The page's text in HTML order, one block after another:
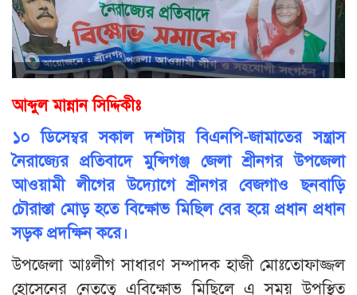
আব্দুল মান্নান সিদ্দিকীঃ
১০ ডিসেম্বর সকাল দশটায় বিএনপি-জামাতের সন্ত্রাস
নৈরাজ্যের প্রতিবাদে মুন্সিগঞ্জ জেলা শ্রীনগর উপজেলা
আওয়ামী লীগের উদ্যোগে শ্রীনগর বেজগাও ছনবাড়ি
চৌরাস্তা মোড় হতে বিক্ষোভ মিছিল বের হয়ে প্রধান প্রধান
সড়ক প্রদক্ষিন করে।
উপজেলা আঃলীগ সাধারণ সম্পাদক হাজী মোঃতোফাজ্জল
হোসেনের নেতৃত্বে এবিক্ষোভ মিছিলে এ সময় উপস্থিত